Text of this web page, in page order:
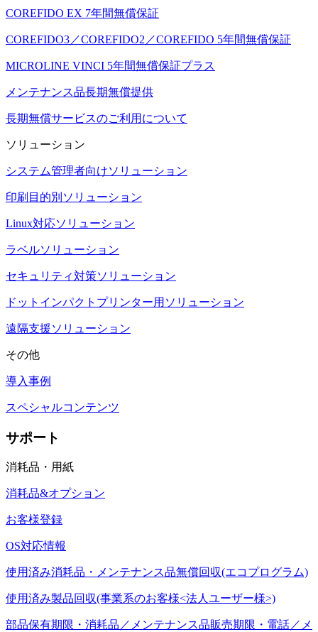
COREFIDO EX 7年間無償保証
COREFIDO3／COREFIDO2／COREFIDO 5年間無償保証
MICROLINE VINCI 5年間無償保証プラス
メンテナンス品長期無償提供
長期無償サービスのご利用について
ソリューション
システム管理者向けソリューション
印刷目的別ソリューション
Linux対応ソリューション
ラベルソリューション
セキュリティ対策ソリューション
ドットインパクトプリンター用ソリューション
遠隔支援ソリューション
その他
導入事例
スペシャルコンテンツ
サポート
消耗品・用紙
消耗品&オプション
お客様登録
OS対応情報
使用済み消耗品・メンテナンス品無償回収(エコプログラム)
使用済み製品回収(事業系のお客様<法人ユーザー様>)
部品保有期限・消耗品／メンテナンス品販売期限・電話／メ